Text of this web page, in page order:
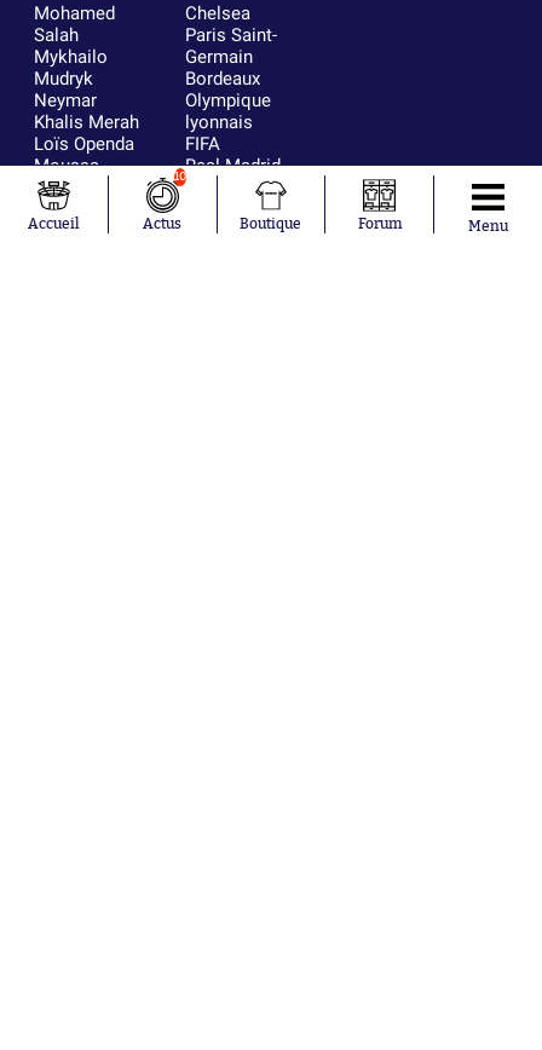
Mohamed
Salah
Mykhailo
Mudryk
Neymar
Khalis Merah
Loïs Openda
Moussa
Niakhaté
Nicolás
Tagliafico
Chelsea
Paris Saint-
Germain
Bordeaux
Olympique
lyonnais
FIFA
Real Madrid
RC Strasbourg
France
Accueil
10
Actus Boutique Forum Menu